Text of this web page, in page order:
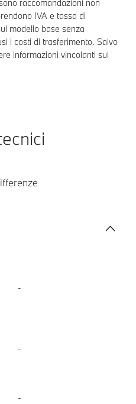
raccomandazioni non
IVA e tassa di
modello base senza
i costi di trasferimento. Salvo
informazioni vincolanti sui
-
-
-